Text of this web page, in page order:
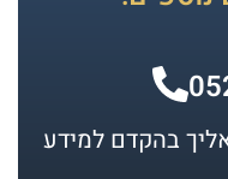
בהקדם למידע